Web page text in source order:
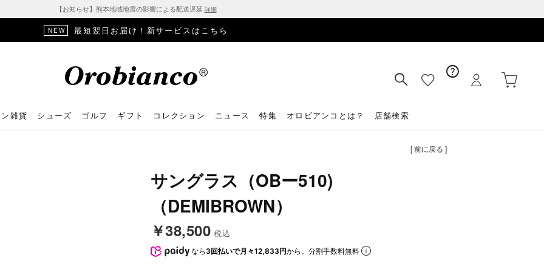
【お知らせ】熊本地域地震の影響による配送遅延 詳細
NEW 最短翌日お届け！新サービスはこちら
雑貨 シューズ ゴルフ ギフト コレクション ニュース 特集 オロビアンコとは？ 店舗検索
[ 前に戻る ]
サングラス（OBー510)
（DEMIBROWN）
￥38,500 税込
なら 3回払いで月々12,833円から。分割手数料無料